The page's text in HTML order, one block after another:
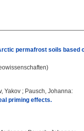
permafrost soils based
Yakov ; Pausch, Johanna:
priming effects.